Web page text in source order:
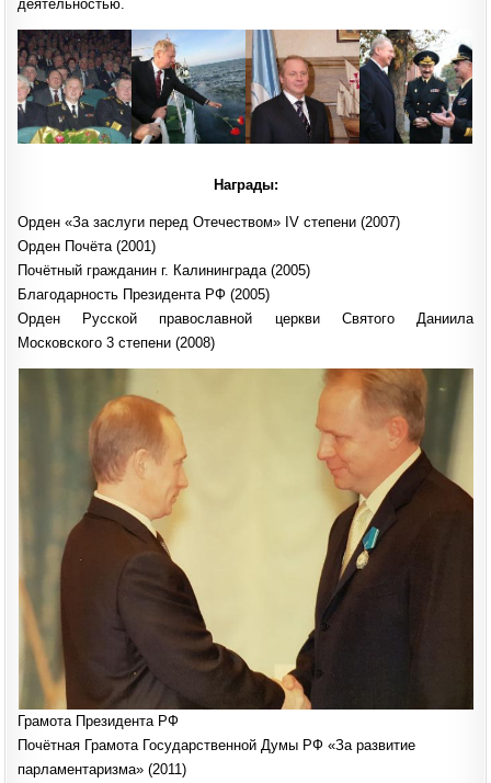
деятельностью.
Награды:
Орден «За заслуги перед Отечеством» IV степени (2007)
Орден Почёта (2001)
Почётный гражданин г. Калининграда (2005)
Благодарность Президента РФ (2005)
Орден Русской православной церкви Святого Даниила
Московского 3 степени (2008)
Грамота Президента РФ
Почётная Грамота Государственной Думы РФ «За развитие
парламентаризма» (2011)